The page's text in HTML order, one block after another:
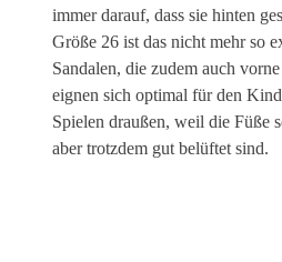
immer darauf, dass sie hinten
Größe 26 ist das nicht mehr so
Sandalen, die zudem auch
eignen sich optimal für den
Spielen draußen, weil die Füße
aber trotzdem gut belüftet sind.